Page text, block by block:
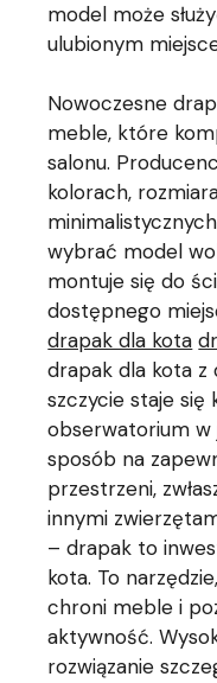
model może
ulubionym
Nowoczesne
meble, które
salonu.
kolorach,
wybrać model
montuje się do
dostępnego
drapak dla kota
drapak dla kota
szczycie staje
obserwatorium w
sposób na
przestrzeni,
innymi
– drapak to
kota. To
chroni meble i
aktywność.
rozwiązanie